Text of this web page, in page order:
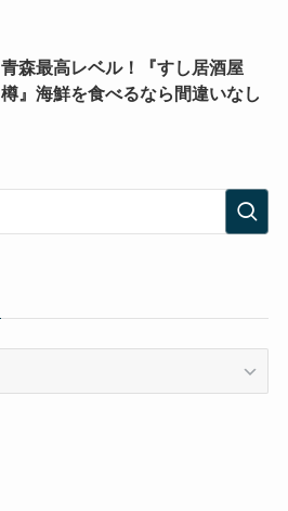
青森最高レベル！『すし居酒屋
樽』海鮮を食べるなら間違いなし